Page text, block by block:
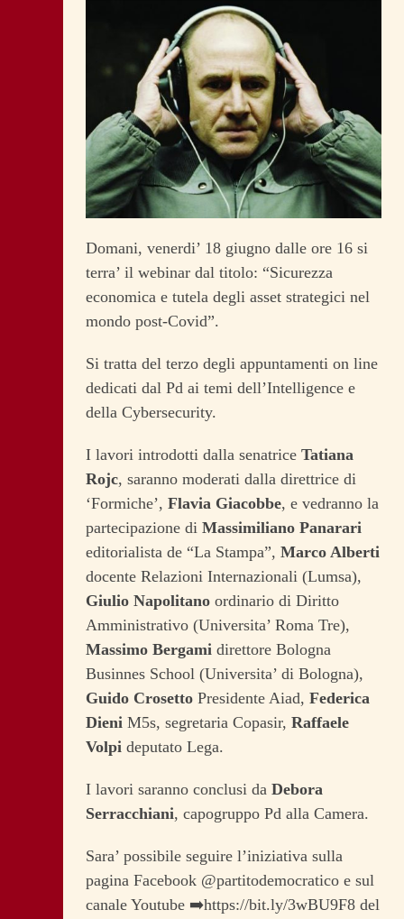
Domani, venerdi’ 18 giugno dalle ore 16 si
terra’ il webinar dal titolo: “Sicurezza
economica e tutela degli asset strategici nel
mondo post-Covid”.
Si tratta del terzo degli appuntamenti on line
dedicati dal Pd ai temi dell’Intelligence e
della Cybersecurity.
I lavori introdotti dalla senatrice Tatiana
Rojc, saranno moderati dalla direttrice di
‘Formiche’, Flavia Giacobbe, e vedranno la
partecipazione di Massimiliano Panarari
editorialista de “La Stampa”, Marco Alberti
docente Relazioni Internazionali (Lumsa),
Giulio Napolitano ordinario di Diritto
Amministrativo (Universita’ Roma Tre),
Massimo Bergami direttore Bologna
Businnes School (Universita’ di Bologna),
Guido Crosetto Presidente Aiad, Federica
Dieni M5s, segretaria Copasir, Raffaele
Volpi deputato Lega.
I lavori saranno conclusi da Debora
Serracchiani, capogruppo Pd alla Camera.
Sara’ possibile seguire l’iniziativa sulla
pagina Facebook @partitodemocratico e sul
canale Youtube ➡️https://bit.ly/3wBU9F8 del